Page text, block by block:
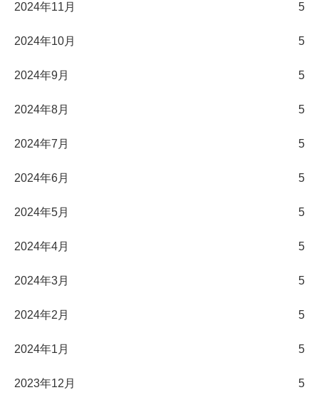
2024年11月 5
2024年10月 5
2024年9月 5
2024年8月 5
2024年7月 5
2024年6月 5
2024年5月 5
2024年4月 5
2024年3月 5
2024年2月 5
2024年1月 5
2023年12月 5